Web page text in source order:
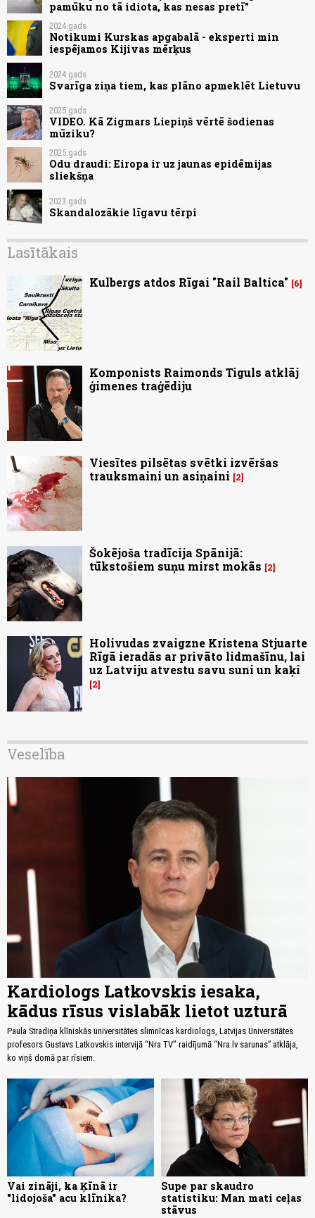
pamūku no tā idiota, kas nesas pretī"
2024.gads
Notikumi Kurskas apgabalā - eksperti min
iespējamos Kijivas mērķus
2024.gads
Svarīga ziņa tiem, kas plāno apmeklēt Lietuvu
2025.gads
VIDEO. Kā Zigmars Liepiņš vērtē šodienas
mūziku?
2025.gads
Odu draudi: Eiropa ir uz jaunas epidēmijas
sliekšņa
2023.gads
Skandalozākie līgavu tērpi
Lasītākais
Kulbergs atdos Rīgai "Rail Baltica" 6
Komponists Raimonds Tiguls atklāj
ģimenes traģēdiju
Viesītes pilsētas svētki izvēršas
trauksmaini un asiņaini
2
Šokējoša tradīcija Spānijā:
tūkstošiem suņu mirst mokās
2
Holivudas zvaigzne Kristena Stjuarte
Rīgā ieradās ar privāto lidmašīnu, lai
uz Latviju atvestu savu suni un kaķi
2
Veselība
Kardiologs Latkovskis iesaka,
kādus rīsus vislabāk lietot uzturā
Paula Stradiņa klīniskās universitātes slimnīcas kardiologs, Latvijas Universitātes
profesors Gustavs Latkovskis intervijā “Nra TV” raidījumā “Nra.lv sarunas” atklāja,
ko viņš domā par rīsiem.
Vai zināji, ka Ķīnā ir
"lidojoša" acu klīnika?
Supe par skaudro
statistiku: Man mati ceļas
stāvus